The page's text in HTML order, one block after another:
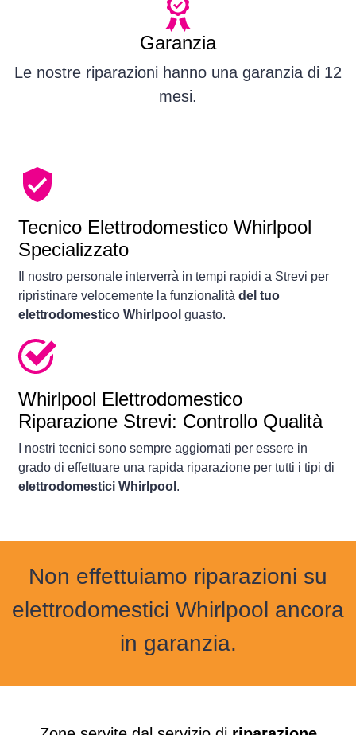
Garanzia
Le nostre riparazioni hanno una garanzia di 12
mesi.
Tecnico Elettrodomestico Whirlpool
Specializzato
Il nostro personale interverrà in tempi rapidi a Strevi per
ripristinare velocemente la funzionalità del tuo
elettrodomestico Whirlpool guasto.
Whirlpool Elettrodomestico
Riparazione Strevi: Controllo Qualità
I nostri tecnici sono sempre aggiornati per essere in
grado di effettuare una rapida riparazione per tutti i tipi di
elettrodomestici Whirlpool .
Non effettuiamo riparazioni su
elettrodomestici Whirlpool ancora
in garanzia.